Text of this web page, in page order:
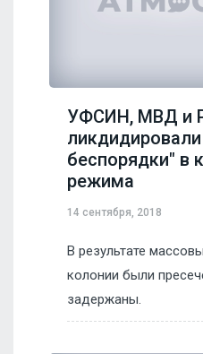
УФСИН, МВД и
беспорядки" в
режима
14 сентября, 2018
В результате
колонии были
задержаны.